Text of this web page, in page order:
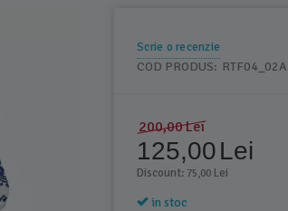
Scrie o recenzie
COD PRODUS:
200,00Lei
125,00Lei
Discount: 75,00 Lei
in stoc